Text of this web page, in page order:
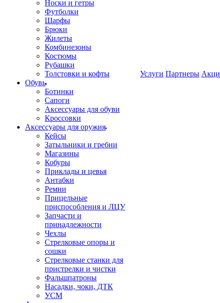
Носки и гетры
Футболки
Шарфы
Брюки
Жилеты
Комбинезоны
Костюмы
Рубашки
Толстовки и кофты
Обувь
Ботинки
Сапоги
Аксессуары для обуви
Кроссовки
Аксессуары для оружия
Кейсы
Затыльники и гребни
Магазины
Кобуры
Приклады и цевья
Антабки
Ремни
Прицельные
приспособления и ЛЦУ
Запчасти и
принадлежности
Чехлы
Стрелковые опоры и
сошки
Стрелковые станки для
пристрелки и чистки
Фальшпатроны
Насадки, чоки, ДТК
УСМ
Услуги Партнеры